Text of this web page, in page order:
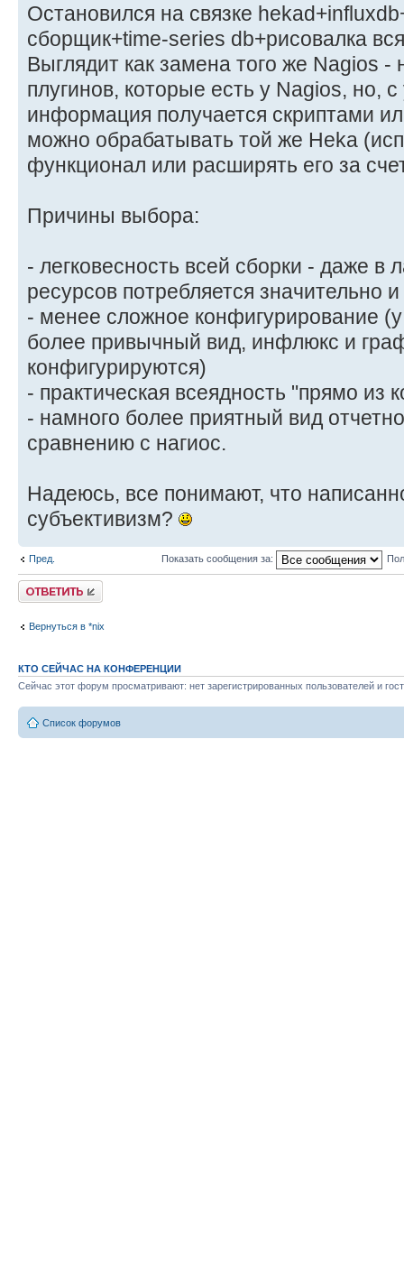
Остановился на связке
сборщик+time-series db+рисовалка
Выглядит как замена того же Nagios -
плугинов, которые есть у Nagios, но, с
информация получается скриптами
можно обрабатывать той же Heka
функционал или расширять его за
Причины выбора:
- легковесность всей сборки - даже в
ресурсов потребляется значительно
- менее сложное конфигурирование
более привычный вид, инфлюкс и
конфигурируются)
- практическая всеядность "прямо из
- намного более приятный вид
сравнению с нагиос.
Надеюсь, все понимают, что
субъективизм?
Пред. Показать сообщения за:
Ответить
Вернуться в *nix
КТО СЕЙЧАС НА КОНФЕРЕНЦИИ
Сейчас этот форум просматривают: нет зарегистрированных пользователей и
Список форумов